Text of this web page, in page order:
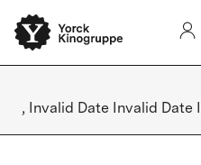
, Invalid Date Invalid Date